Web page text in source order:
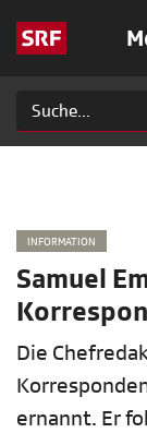
INFORMATION
Samuel
Die
ernannt. Er